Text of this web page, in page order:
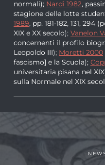
normali); Nardi 1982,
stagione delle lotte
1989, pp. 181-182, 131,
XIX e XX secolo); Vanelon
concernenti il profilo
Leopoldo III); Moretti 2000
fascismo] e la Scuola);
universitaria pisana nel
sulla Normale nel XIX